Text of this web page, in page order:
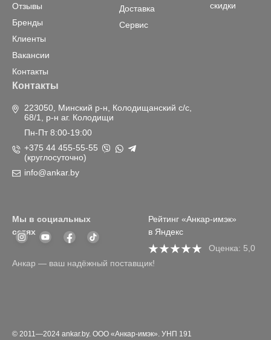
© 2011—2024 ankar.by. ООО «Анкар-имэк». УНП 191
Отзывы
Бренды
Клиенты
Вакансии
Контакты
Доставка
Сервис
скидки
Контакты
223050, Минский р-н, Колодищанский с/с,
68/1, р-н аг. Колодищи
Пн-Пт 8:00-19:00
+375 44 455-55-55
(круглосуточно)
info@ankar.by
Анкар — ваш надёжный поставщик!
Мы в социальных
сетях
Рейтинг «Анкар-имэк»
в Яндекс
Оценка: 5,0